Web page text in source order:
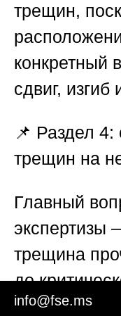
трещин,
конкретный
сдвиг, изгиб
📌 Раздел 4:
трещин на
Главный
экспертизы
трещина
до
info@fse.ms